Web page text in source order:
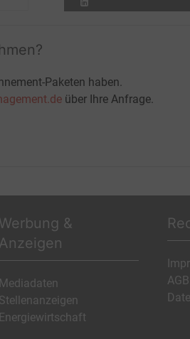
Paketen haben.
über Ihre Anfrage.
Werbung &
Anzeigen
Mediadaten
Stellenanzeigen
Energiewirtschaft
AGB